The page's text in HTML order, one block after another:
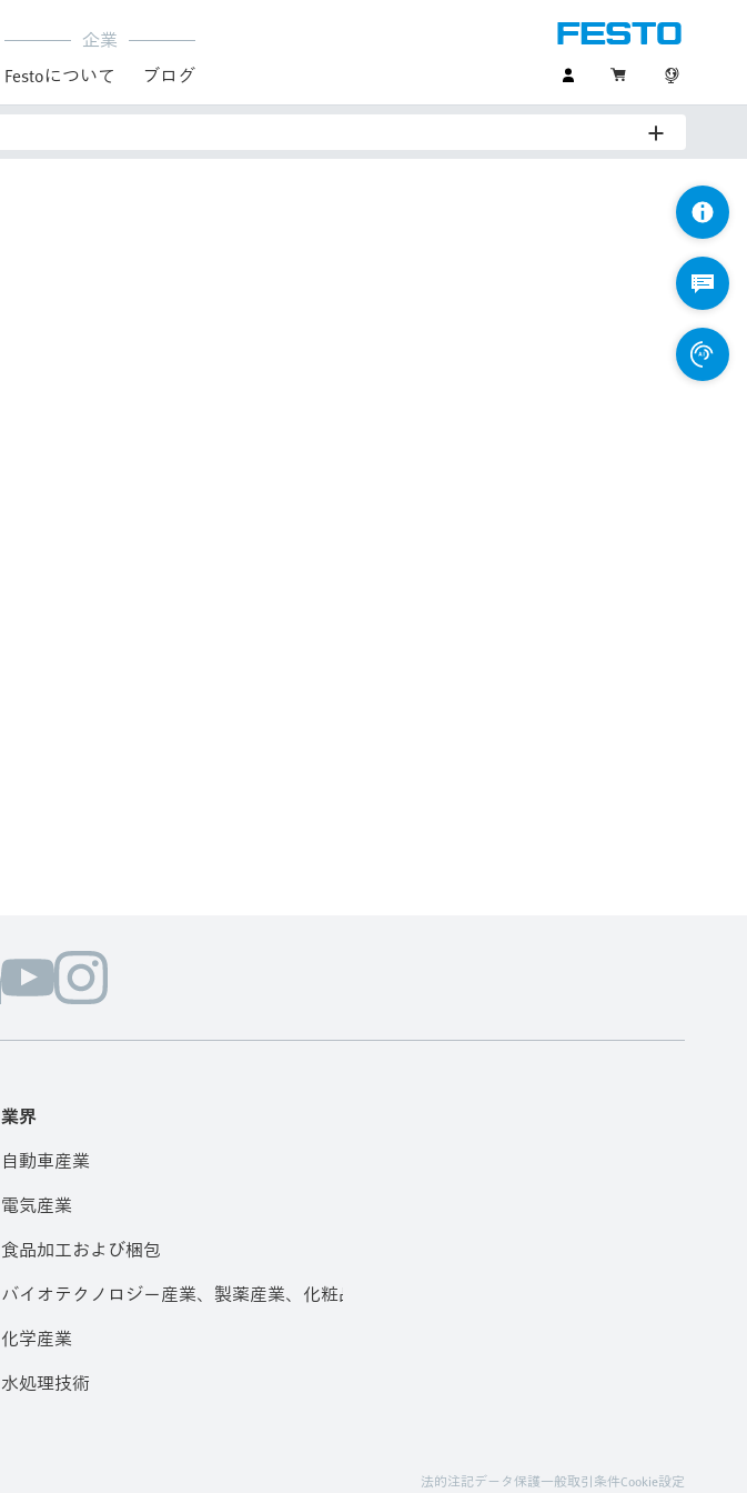
企業
Festoについて
ブログ
業界
自動車産業
電気産業
食品加工および梱包
バイオテクノロジー産業、製薬産業、化粧品産業
化学産業
水処理技術
法的注記データ保護一般取引条件Cookie設定